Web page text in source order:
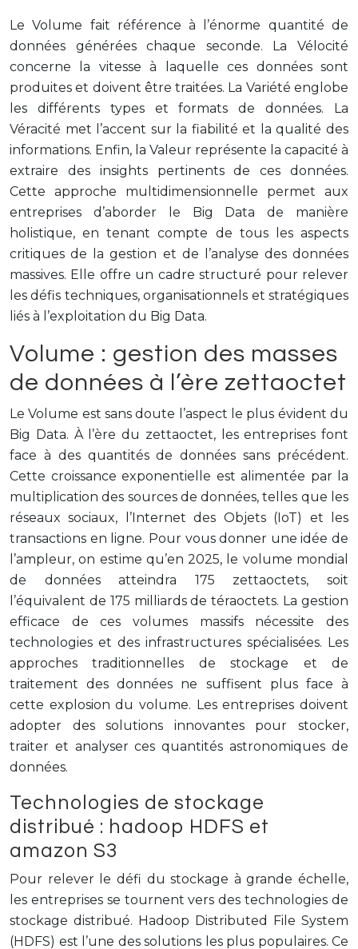
Le Volume fait référence à l’énorme quantité de
données générées chaque seconde. La Vélocité
concerne la vitesse à laquelle ces données sont
produites et doivent être traitées. La Variété englobe
les différents types et formats de données. La
Véracité met l’accent sur la fiabilité et la qualité des
informations. Enfin, la Valeur représente la capacité à
extraire des insights pertinents de ces données.
Cette approche multidimensionnelle permet aux
entreprises d’aborder le Big Data de manière
holistique, en tenant compte de tous les aspects
critiques de la gestion et de l’analyse des données
massives. Elle offre un cadre structuré pour relever
les défis techniques, organisationnels et stratégiques
liés à l’exploitation du Big Data.
Volume : gestion des masses
de données à l’ère zettaoctet
Le Volume est sans doute l’aspect le plus évident du
Big Data. À l’ère du zettaoctet, les entreprises font
face à des quantités de données sans précédent.
Cette croissance exponentielle est alimentée par la
multiplication des sources de données, telles que les
réseaux sociaux, l’Internet des Objets (IoT) et les
transactions en ligne. Pour vous donner une idée de
l’ampleur, on estime qu’en 2025, le volume mondial
de données atteindra 175 zettaoctets, soit
l’équivalent de 175 milliards de téraoctets. La gestion
efficace de ces volumes massifs nécessite des
technologies et des infrastructures spécialisées. Les
approches traditionnelles de stockage et de
traitement des données ne suffisent plus face à
cette explosion du volume. Les entreprises doivent
adopter des solutions innovantes pour stocker,
traiter et analyser ces quantités astronomiques de
données.
Technologies de stockage
distribué : hadoop HDFS et
amazon S3
Pour relever le défi du stockage à grande échelle,
les entreprises se tournent vers des technologies de
stockage distribué. Hadoop Distributed File System
(HDFS) est l’une des solutions les plus populaires. Ce